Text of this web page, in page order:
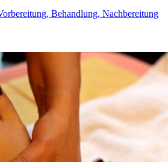
Behandlung, Nachbereitung